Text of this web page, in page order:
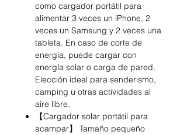
como cargador portátil para
alimentar 3 veces un iPhone, 2
veces un Samsung y 2 veces una
tableta. En caso de corte de
energía, puede cargar con
energía solar o carga de pared.
Elección ideal para senderismo,
camping u otras actividades al
aire libre.
【Cargador solar portátil para
acampar】 Tamaño pequeño